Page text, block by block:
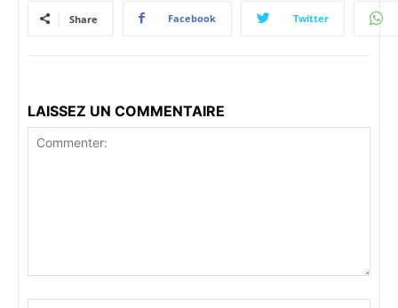
Share Facebook Twitter
LAISSEZ UN COMMENTAIRE